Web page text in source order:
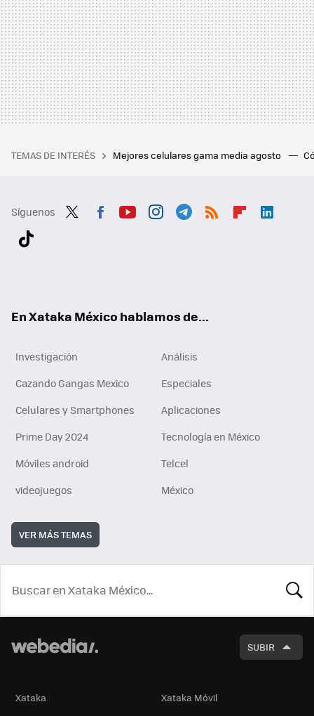
TEMAS DE INTERÉS Mejores celulares gama media agosto
Síguenos
En Xataka México hablamos de...
Investigación
Análisis
Cazando Gangas Mexico
Especiales
Celulares y Smartphones
Aplicaciones
Prime Day 2024
Tecnología en México
Móviles android
Telcel
videojuegos
México
VER MÁS TEMAS
SUBIR
Xataka
Xataka Móvil